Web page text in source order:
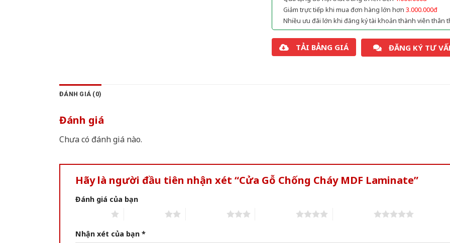
Giảm trực tiếp khi mua đơn hàng lớn hơn 3.000.000đ
Nhiều ưu đãi lớn khi đăng ký tài khoản thành viên thân
TẢI BẢNG GIÁ ĐĂNG KÝ TƯ
ĐÁNH GIÁ (0)
Đánh giá
Chưa có đánh giá nào.
Hãy là người đầu tiên nhận xét “Cửa Gỗ Chống Cháy MDF Laminate”
Đánh giá của bạn
Nhận xét của bạn *